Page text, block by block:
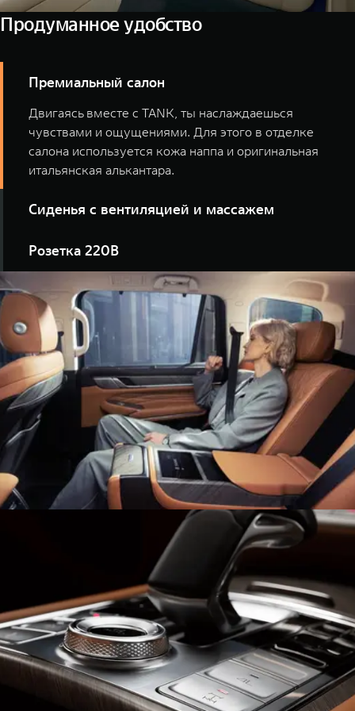
Продуманное удобство
Премиальный салон
Двигаясь вместе с TANK, ты наслаждаешься
чувствами и ощущениями. Для этого в отделке
салона используется кожа наппа и оригинальная
итальянская алькантара.
Сиденья с вентиляцией и массажем
Специально созданные для долгих поездок кресла
поддержат твой настрой на свершения и не дадут
переутомиться.
Розетка 220В
TANK заботится о каждой детали вашего комфорта.
Чтобы вы чувствовали себя как дома даже в дороге,
мы оборудовали багажник полноценной розеткой.